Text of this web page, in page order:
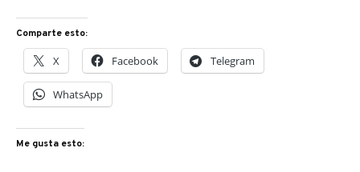
Comparte esto:
X Facebook Telegram
WhatsApp
Me gusta esto: